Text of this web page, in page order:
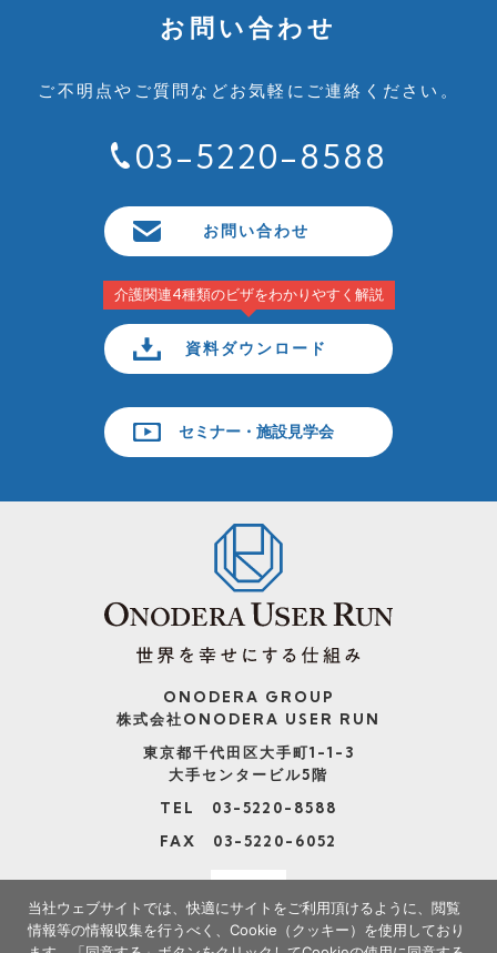
お問い合わせ
ご不明点やご質問などお気軽にご連絡ください。
03-5220-8588
お問い合わせ
介護関連4種類のビザをわかりやすく解説
資料ダウンロード
セミナー・施設見学会
ONODERA GROUP
株式会社ONODERA USER RUN
東京都千代田区大手町1-1-3
大手センタービル5階
TEL 03-5220-8588
FAX 03-5220-6052
当社ウェブサイトでは、快適にサイトをご利用頂けるように、閲覧
情報等の情報収集を行うべく、Cookie（クッキー）を使用しており